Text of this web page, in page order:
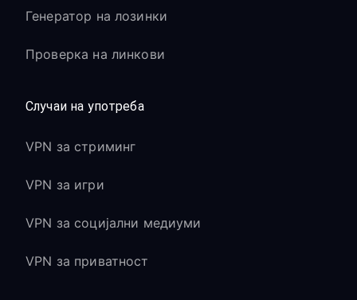
Генератор на лозинки
Проверка на линкови
Случаи на употреба
VPN за стриминг
VPN за игри
VPN за социјални медиуми
VPN за приватност